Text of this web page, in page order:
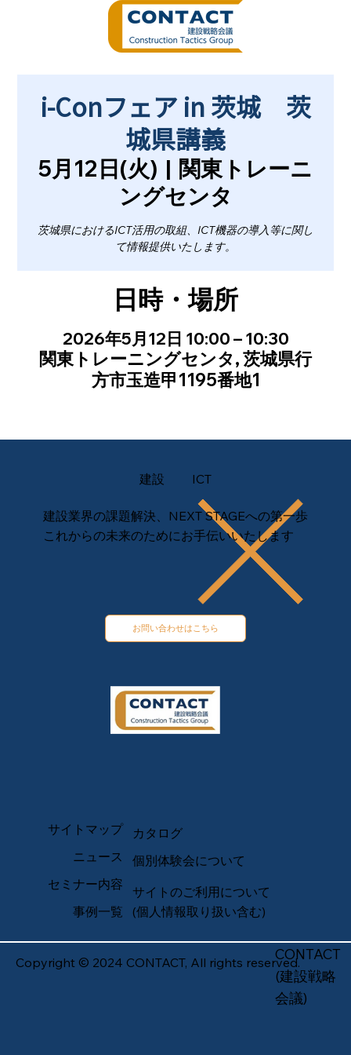
i-Conフェア in 茨城 茨
城県講義
5月12日(火)
  |
関東トレーニ
ングセンタ
茨城県におけるICT活用の取組、ICT機器の導入等に関し
て情報提供いたします。
日時・場所
2026年5月12日 10:00 – 10:30
関東トレーニングセンタ, 茨城県行
方市玉造甲1195番地1
建設 ICT
建設業界の課題解決、NEXT STAGEへの第一歩
これからの未来のためにお手伝いいたします
お問い合わせはこちら
サイトマップ
ニュース
セミナー内容
事例一覧
カタログ
個別体験会について
サイトのご利用について
(個人情報取り扱い含む)
Copyright © 2024 CONTACT, All rights reserved.CONTACT
(建設戦略
会議)